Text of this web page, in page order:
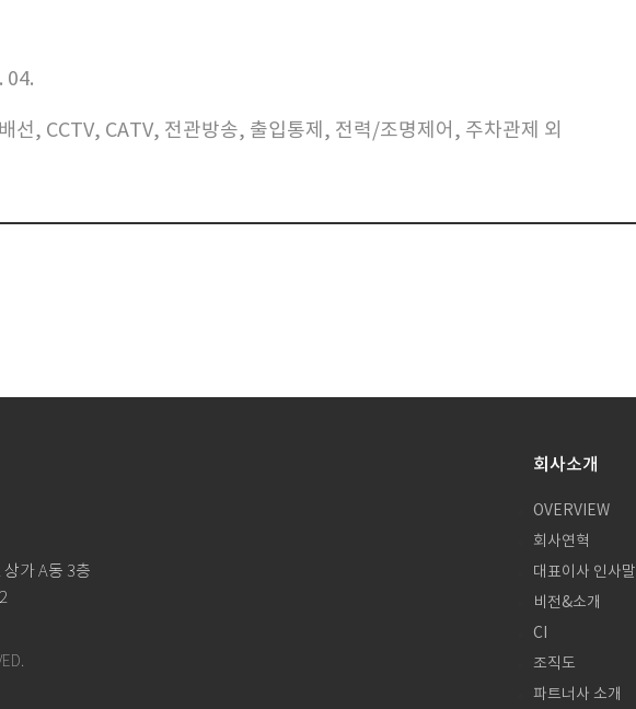
04.
선, CCTV, CATV, 전관방송, 출입통제, 전력/조명제어, 주차관제 외
가 A동 3층
회사소개
OVERVIEW
회사연혁
대표이사 인사말
비전&소개
CI
조직도
파트너사 소개